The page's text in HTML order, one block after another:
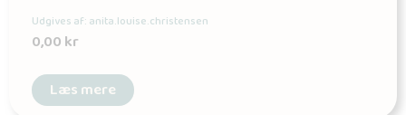
Udgives af: anita.louise.christensen
0,00kr
Læs mere